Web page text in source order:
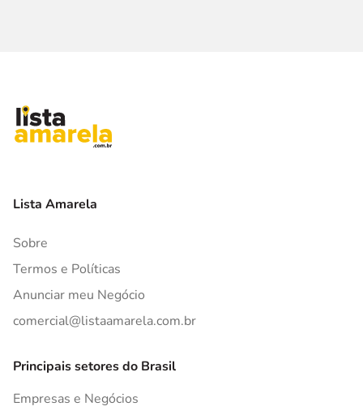
Lista Amarela
Sobre
Termos e Políticas
Anunciar meu Negócio
comercial@listaamarela.com.br
Principais setores do Brasil
Empresas e Negócios